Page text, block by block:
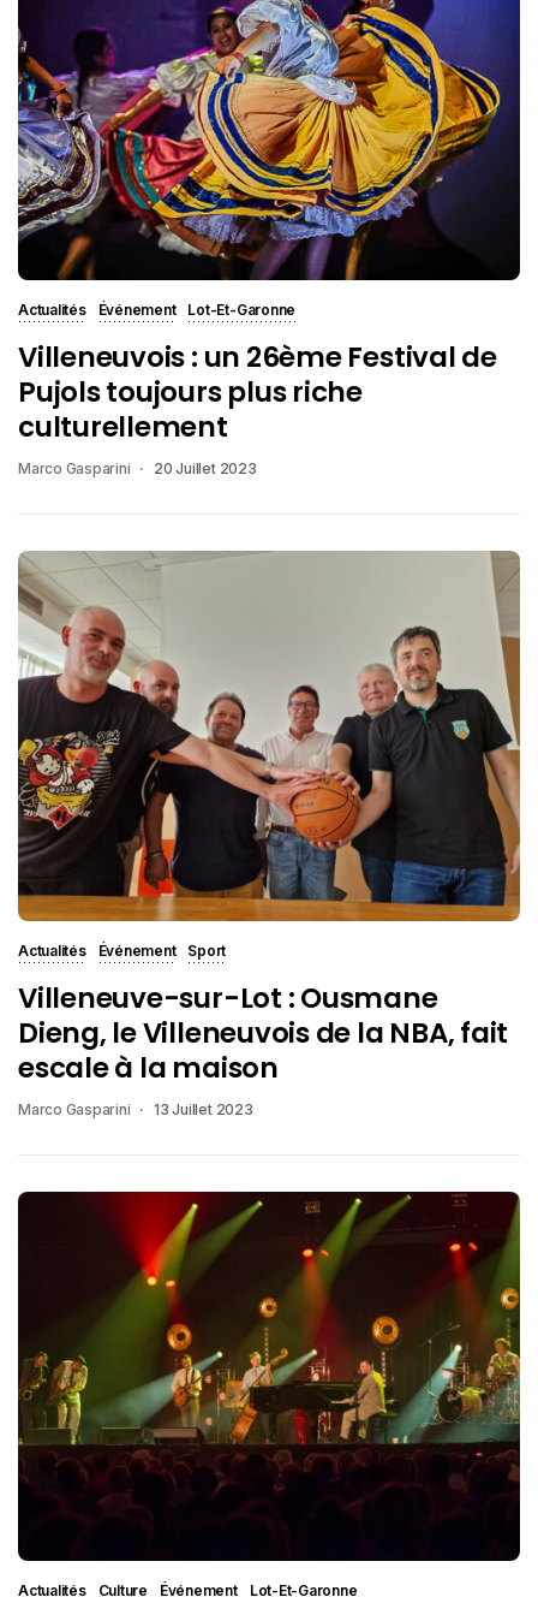
Actualités Événement Lot-Et-Garonne
Villeneuvois : un 26ème Festival de
Pujols toujours plus riche
culturellement
Marco Gasparini 20 Juillet 2023
Actualités Événement Sport
Villeneuve-sur-Lot : Ousmane
Dieng, le Villeneuvois de la NBA, fait
escale à la maison
Marco Gasparini 13 Juillet 2023
Actualités Culture Événement Lot-Et-Garonne